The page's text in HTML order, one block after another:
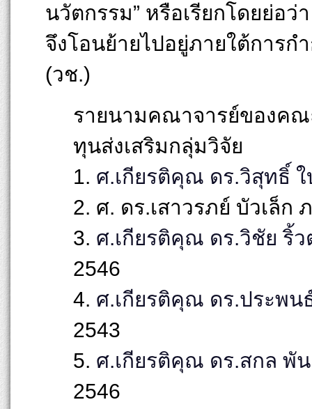
นวัตกรรม” หรือเรียกโดยย่อว่
จึงโอนย้ายไปอยู่ภายใต้การ
(วช.)
รายนามคณาจารย์ของค
ทุนส่งเสริมกลุ่มวิจัย
1. ศ.เกียรติคุณ ดร.วิสุทธิ์ ใ
2. ศ. ดร.เสาวรภย์ บัวเล็ก
3. ศ.เกียรติคุณ ดร.วิชัย ริ้ว
2546
4. ศ.เกียรติคุณ ดร.ประพน
2543
5. ศ.เกียรติคุณ ดร.สกล พั
2546